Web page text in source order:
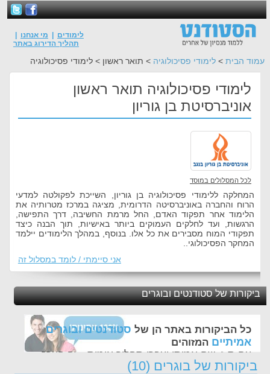
לימודים מי אנחנו
תהליך הדירוג באתר
עמוד הבית > לימודי פסיכולוגיה > תואר ראשון > לימודי פסיכולוגיה
לימודי פסיכולוגיה תואר ראשון
אוניברסיטת בן גוריון
לכל המסלולים במוסד
המחלקה ללימודי פסיכולוגיה בן גוריון, השייכת לפקולטה למדעי
הרוח והחברה באוניברסיטה הדרומית, מציגה במרכז מטרותיה את
הלימוד אחר תפקוד האדם, החל מרמת החשיבה, דרך התפישה,
הרגשות, ועד לחלקים העמוקים ביותר באישיות, תוך הבנה כיצד
תפקודי המוח מסבירים את כל אלו. בנוסף, במהלך הלימודים יילמד
המחקר הפסיכולוגי..
אני סיימתי / לומד במסלול זה
ביקורות של סטודנטים ובוגרים
כל הביקורות באתר הן של סטודנטים ובוגרים
אמיתיים המזוהים
עם ת.ז, שם אמיתי ועברו תהליך אימות - זה הערך
החשוב לנו ביותר באתר
ביקורות של בוגרים (10)